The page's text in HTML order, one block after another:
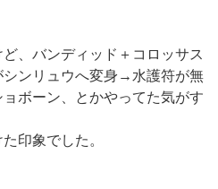
、バンディッド＋コロッサス
シンリュウへ変身→水護符が無
ボーン、とかやってた気がす
印象でした。